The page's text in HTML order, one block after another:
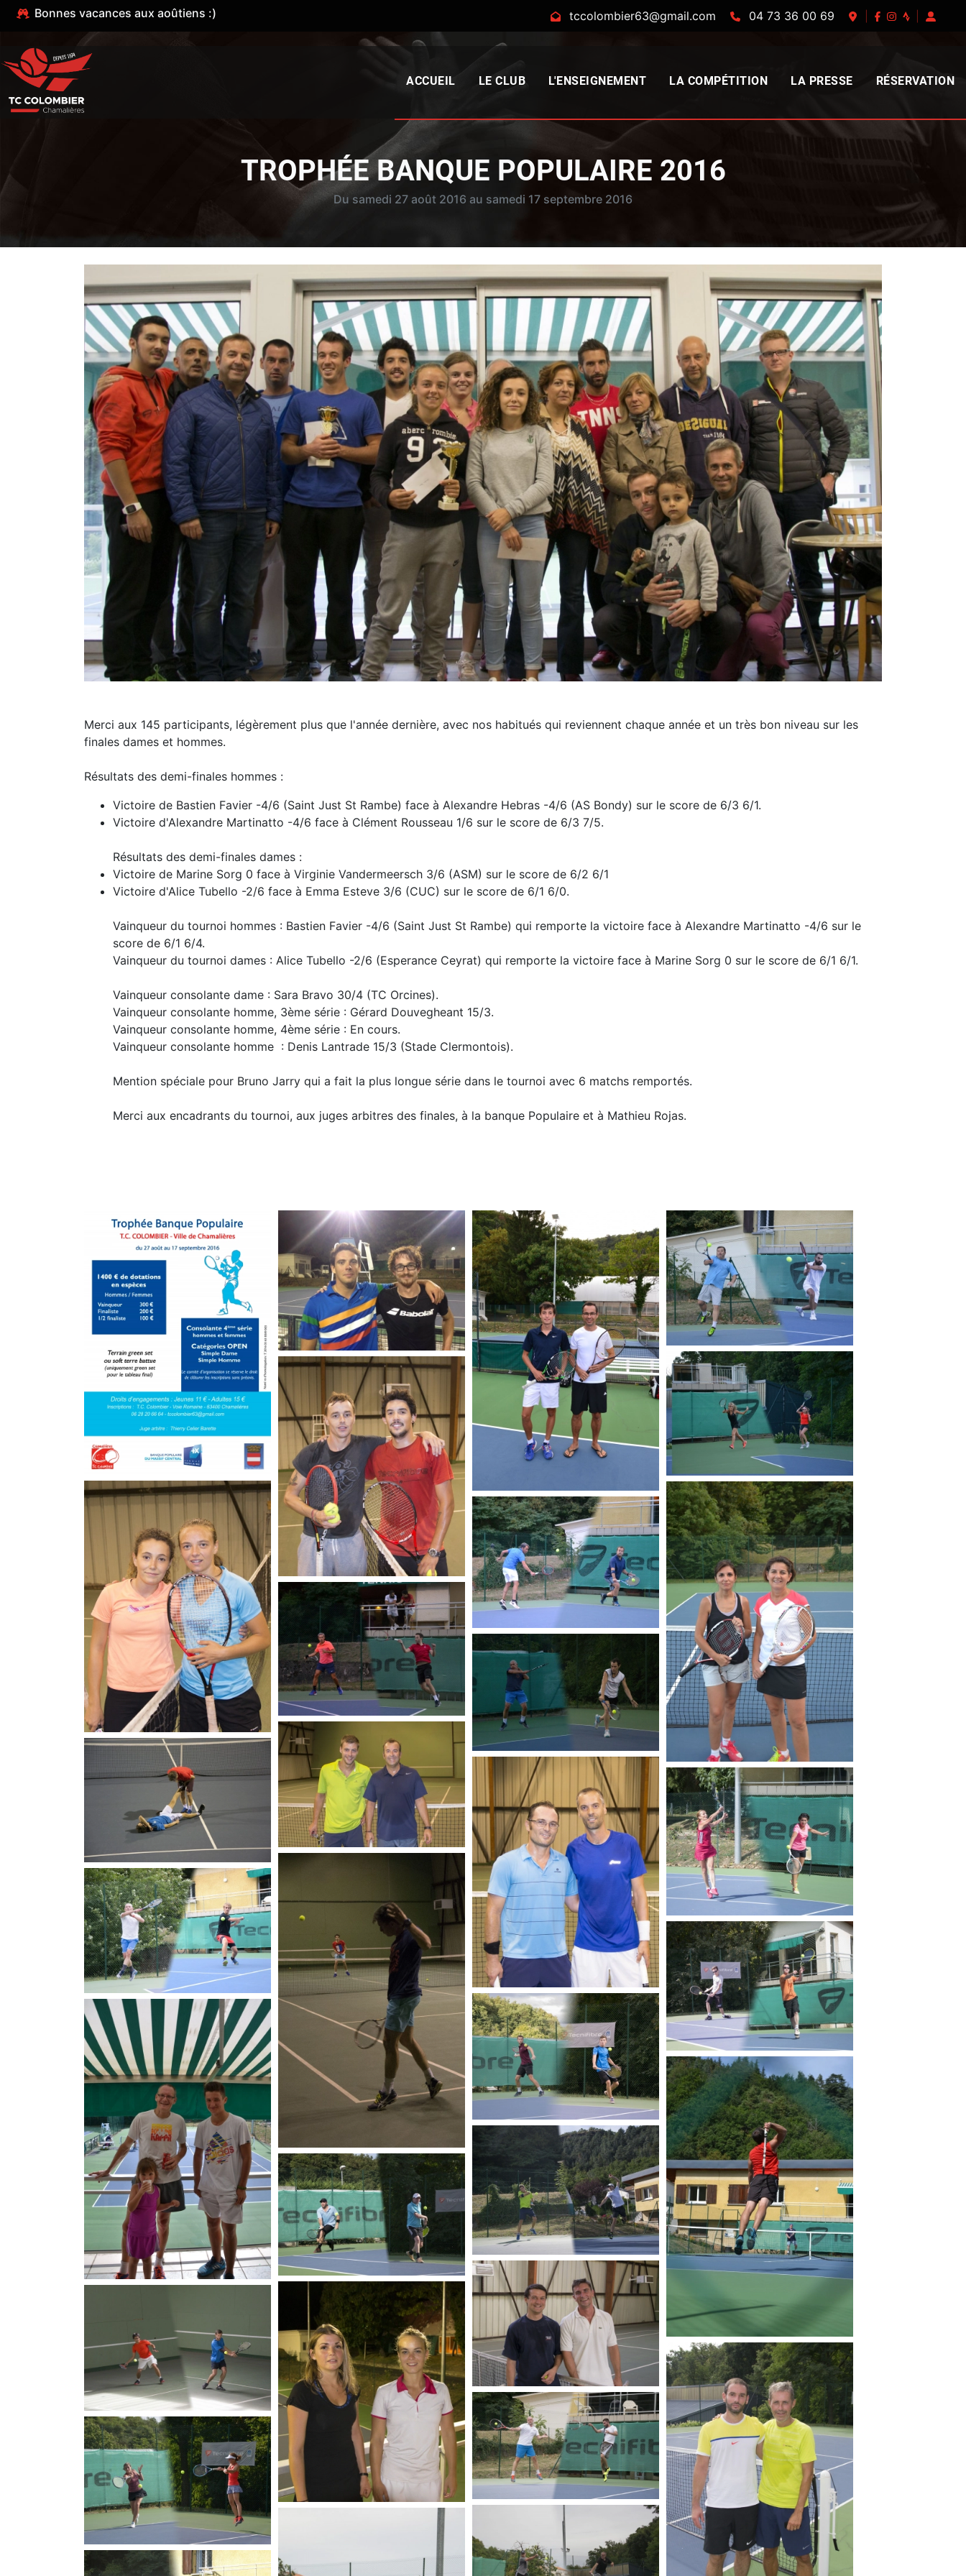
Bonnes vacances aux aoûtiens :) tccolombier63@gmail.com 04 73 36 00 69
ACCUEIL LE CLUB L'ENSEIGNEMENT LA COMPÉTITION LA PRESSE RÉSERVATION
TROPHÉE BANQUE POPULAIRE 2016
Du samedi 27 août 2016 au samedi 17 septembre 2016
Merci aux 145 participants, légèrement plus que l'année dernière, avec nos habitués qui reviennent chaque année et un très bon niveau sur les
finales dames et hommes.
Résultats des demi-finales hommes :
Victoire de Bastien Favier -4/6 (Saint Just St Rambe) face à Alexandre Hebras -4/6 (AS Bondy) sur le score de 6/3 6/1.
Victoire d'Alexandre Martinatto -4/6 face à Clément Rousseau 1/6 sur le score de 6/3 7/5.
Résultats des demi-finales dames :
Victoire de Marine Sorg 0 face à Virginie Vandermeersch 3/6 (ASM) sur le score de 6/2 6/1
Victoire d'Alice Tubello -2/6 face à Emma Esteve 3/6 (CUC) sur le score de 6/1 6/0.
Vainqueur du tournoi hommes : Bastien Favier -4/6 (Saint Just St Rambe) qui remporte la victoire face à Alexandre Martinatto -4/6 sur le
score de 6/1 6/4.
Vainqueur du tournoi dames : Alice Tubello -2/6 (Esperance Ceyrat) qui remporte la victoire face à Marine Sorg 0 sur le score de 6/1 6/1.
Vainqueur consolante dame : Sara Bravo 30/4 (TC Orcines).
Vainqueur consolante homme, 3ème série : Gérard Douvegheant 15/3.
Vainqueur consolante homme, 4ème série : En cours.
Vainqueur consolante homme : Denis Lantrade 15/3 (Stade Clermontois).
Mention spéciale pour Bruno Jarry qui a fait la plus longue série dans le tournoi avec 6 matchs remportés.
Merci aux encadrants du tournoi, aux juges arbitres des finales, à la banque Populaire et à Mathieu Rojas.